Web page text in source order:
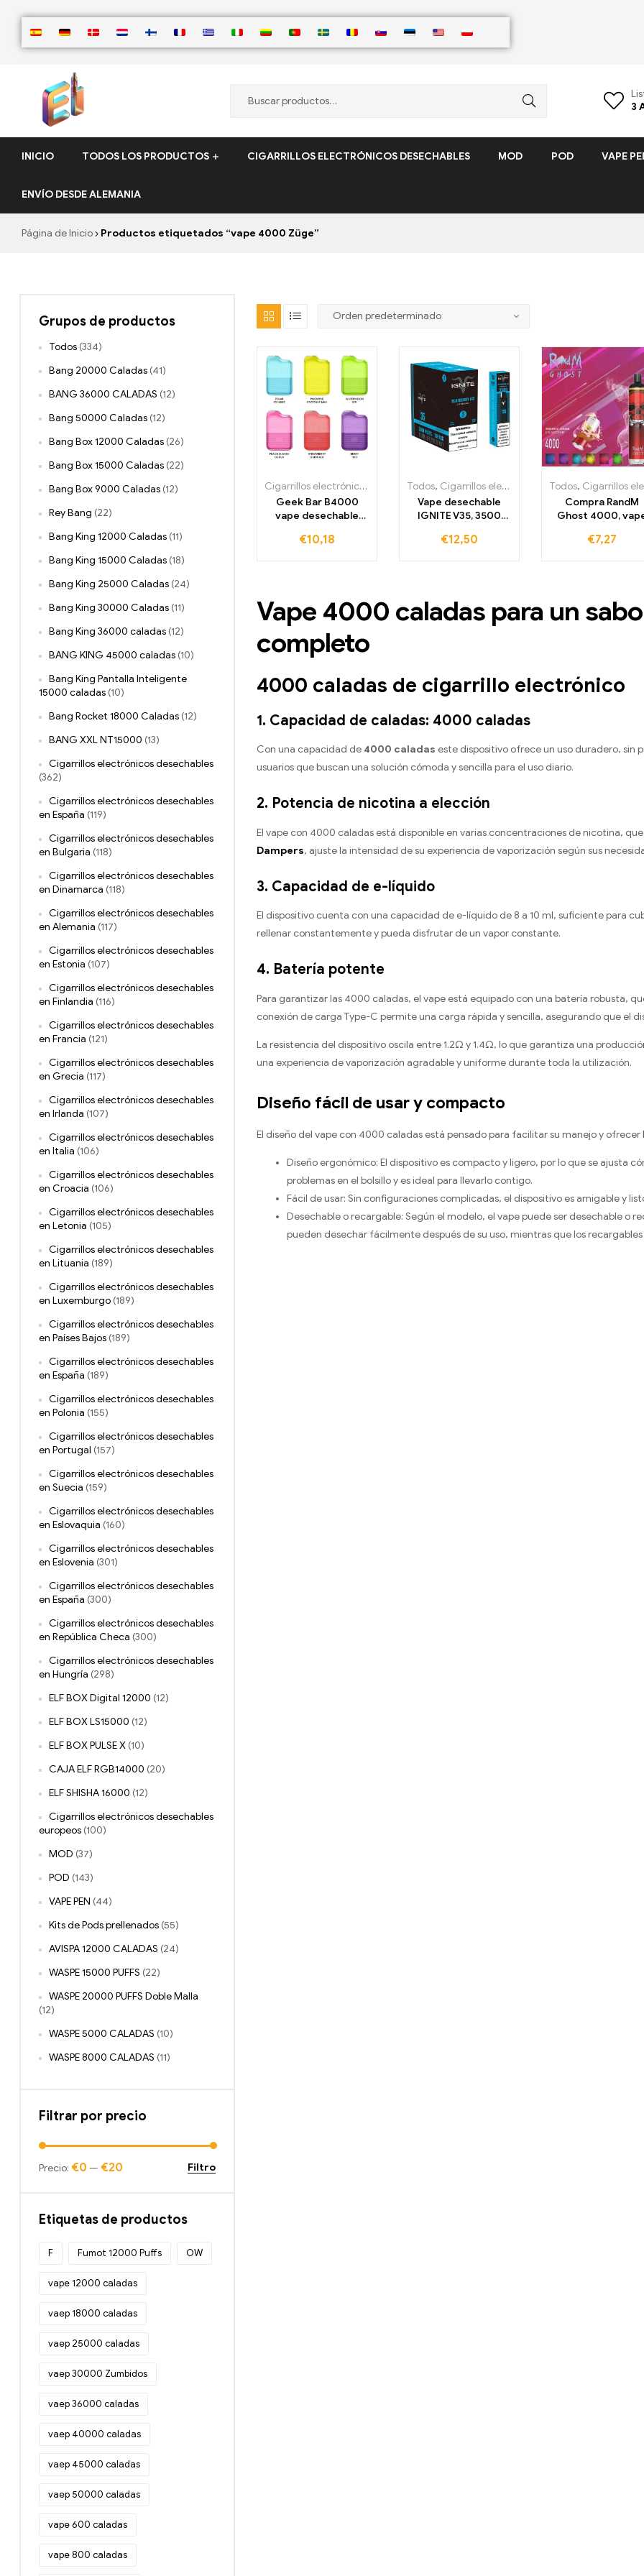
ElementVape.de
3
INICIO TODOS LOS PRODUCTOS CIGARRILLOS ELECTRÓNICOS DESECHABLES MOD POD VAPE
ENVÍO DESDE ALEMANIA
Página de Inicio Productos etiquetados “vape 4000 Züge”
Cigarrillos electrónicos desechables ,Cigarrillos electrónicos desechables en
Geek Bar B4000
vape desechable
1050mAh
€10,18
Todos, Cigarrillos electrónicos desechables ,
Vape desechable
IGNITE V35, 3500
€12,50
Todos, Cigarrillos electrónicos desechables
Compra RandM
Ghost 4000,
caladas
€7,27
Vape 4000 caladas para un
completo
4000 caladas de cigarrillo electrónico
1. Capacidad de caladas: 4000 caladas
Con una capacidad de 4000 caladas este dispositivo ofrece un uso duradero, sin
usuarios que buscan una solución cómoda y sencilla para el uso diario.
2. Potencia de nicotina a elección
El vape con 4000 caladas está disponible en varias concentraciones de nicotina,
Dampers, ajuste la intensidad de su experiencia de vaporización según sus
3. Capacidad de e-líquido
El dispositivo cuenta con una capacidad de e-líquido de 8 a 10 ml, suficiente para
rellenar constantemente y pueda disfrutar de un vapor constante.
4. Batería potente
Para garantizar las 4000 caladas, el vape está equipado con una batería robusta,
conexión de carga Type-C permite una carga rápida y sencilla, asegurando que el
La resistencia del dispositivo oscila entre 1.2Ω y 1.4Ω, lo que garantiza una
una experiencia de vaporización agradable y uniforme durante toda la utilización.
Diseño fácil de usar y compacto
El diseño del vape con 4000 caladas está pensado para facilitar su manejo y
Diseño ergonómico: El dispositivo es compacto y ligero, por lo que se ajusta
problemas en el bolsillo y es ideal para llevarlo contigo.
Fácil de usar: Sin configuraciones complicadas, el dispositivo es amigable y
Desechable o recargable: Según el modelo, el vape puede ser desechable o
pueden desechar fácilmente después de su uso, mientras que los
Grupos de productos
Todos (334)
Bang 20000 Caladas (41)
BANG 36000 CALADAS (12)
Bang 50000 Caladas (12)
Bang Box 12000 Caladas (26)
Bang Box 15000 Caladas (22)
Bang Box 9000 Caladas (12)
Rey Bang (22)
Bang King 12000 Caladas (11)
Bang King 15000 Caladas (18)
Bang King 25000 Caladas (24)
Bang King 30000 Caladas (11)
Bang King 36000 caladas (12)
BANG KING 45000 caladas (10)
Bang King Pantalla Inteligente
15000 caladas (10)
Bang Rocket 18000 Caladas (12)
BANG XXL NT15000 (13)
Cigarrillos electrónicos desechables
(362)
Cigarrillos electrónicos desechables
en España (119)
Cigarrillos electrónicos desechables
en Bulgaria (118)
Cigarrillos electrónicos desechables
en Dinamarca (118)
Cigarrillos electrónicos desechables
en Alemania (117)
Cigarrillos electrónicos desechables
en Estonia (107)
Cigarrillos electrónicos desechables
en Finlandia (116)
Cigarrillos electrónicos desechables
en Francia (121)
Cigarrillos electrónicos desechables
en Grecia (117)
Cigarrillos electrónicos desechables
en Irlanda (107)
Cigarrillos electrónicos desechables
en Italia (106)
Cigarrillos electrónicos desechables
en Croacia (106)
Cigarrillos electrónicos desechables
en Letonia (105)
Cigarrillos electrónicos desechables
en Lituania (189)
Cigarrillos electrónicos desechables
en Luxemburgo (189)
Cigarrillos electrónicos desechables
en Países Bajos (189)
Cigarrillos electrónicos desechables
en España (189)
Cigarrillos electrónicos desechables
en Polonia (155)
Cigarrillos electrónicos desechables
en Portugal (157)
Cigarrillos electrónicos desechables
en Suecia (159)
Cigarrillos electrónicos desechables
en Eslovaquia (160)
Cigarrillos electrónicos desechables
en Eslovenia (301)
Cigarrillos electrónicos desechables
en España (300)
Cigarrillos electrónicos desechables
en República Checa (300)
Cigarrillos electrónicos desechables
en Hungría (298)
ELF BOX Digital 12000 (12)
ELF BOX LS15000 (12)
ELF BOX PULSE X (10)
CAJA ELF RGB14000 (20)
ELF SHISHA 16000 (12)
Cigarrillos electrónicos desechables
europeos (100)
MOD (37)
POD (143)
VAPE PEN (44)
Kits de Pods prellenados (55)
AVISPA 12000 CALADAS (24)
WASPE 15000 PUFFS (22)
WASPE 20000 PUFFS Doble Malla
(12)
WASPE 5000 CALADAS (10)
WASPE 8000 CALADAS (11)
Filtrar por precio
Filtro
Precio: €0 — €20
Etiquetas de productos
F Fumot 12000 Puffs OW
vape 12000 caladas
vaep 18000 caladas
vaep 25000 caladas
vaep 30000 Zumbidos
vaep 36000 caladas
vaep 40000 caladas
vaep 45000 caladas
vaep 50000 caladas
vape 600 caladas
vape 800 caladas